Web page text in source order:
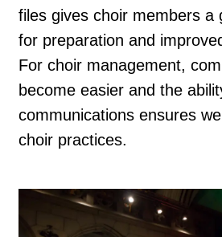
files gives choir members a
for preparation and
For choir management,
become easier and the
communications ensures
choir practices.